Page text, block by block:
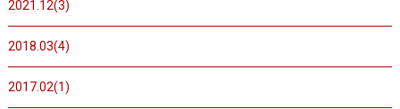
2021.12(3)
2018.03(4)
2017.02(1)